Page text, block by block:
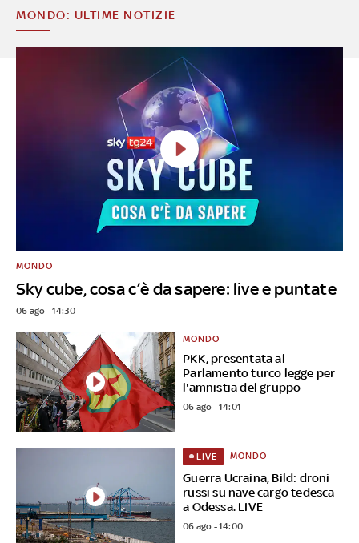
MONDO: ULTIME NOTIZIE
Sky cube, cosa c’è da sapere: live e puntate
MONDO
06 ago - 14:30
PKK, presentata al
Parlamento turco legge per
l'amnistia del gruppo
MONDO
06 ago - 14:01
Guerra Ucraina, Bild: droni
russi su nave cargo tedesca
a Odessa. LIVE
LIVE MONDO
06 ago - 14:00